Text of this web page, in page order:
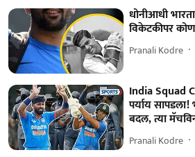
धोनीआधी
विकेटकीपर
Pranali Kodre
India Squad
पर्याय
बदल, त्या
Pranali Kodre